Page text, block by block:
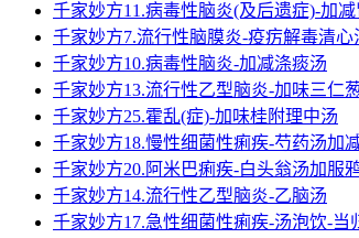
千家妙方11.病毒性脑炎(及后遗症)-加
千家妙方7.流行性脑膜炎-疫疠解毒清心
千家妙方10.病毒性脑炎-加减涤痰汤
千家妙方13.流行性乙型脑炎-加味三仁
千家妙方25.霍乱(症)-加味桂附理中汤
千家妙方18.慢性细菌性痢疾-芍药汤加
千家妙方20.阿米巴痢疾-白头翁汤加服
千家妙方14.流行性乙型脑炎-乙脑汤
千家妙方17.急性细菌性痢疾-汤泡饮-当